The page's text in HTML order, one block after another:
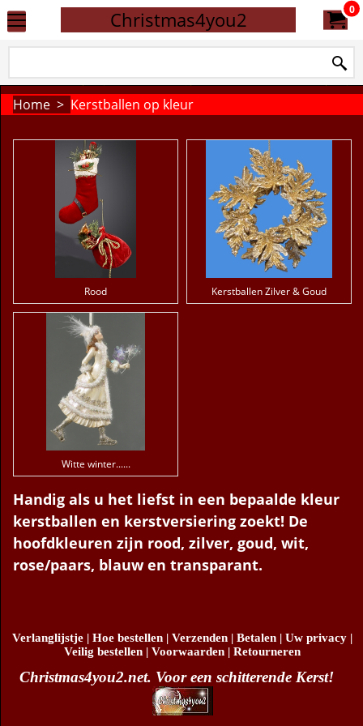
Christmas4you2 0
Home > Kerstballen op kleur
Rood Kerstballen Zilver & Goud
Witte winter......
Handig als u het liefst in een bepaalde kleur
kerstballen en kerstversiering zoekt! De
hoofdkleuren zijn rood, zilver, goud, wit,
rose/paars, blauw en transparant.
Verlanglijstje | Hoe bestellen | Verzenden | Betalen | Uw privacy |
Veilig bestellen | Voorwaarden | Retourneren
Christmas4you2.net. Voor een schitterende Kerst!